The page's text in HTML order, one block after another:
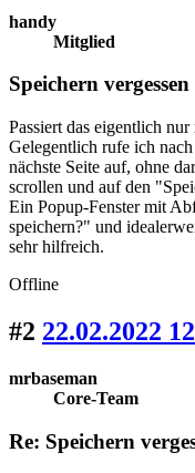
handy
Mitglied
Speichern vergessen
Passiert das eigentlich nur
Gelegentlich rufe ich
nächste Seite auf, ohne
scrollen und auf den
Ein Popup-Fenster mit
speichern?" und
sehr hilfreich.
Offline
#2 22.02.2022
mrbaseman
Core-Team
Re: Speichern